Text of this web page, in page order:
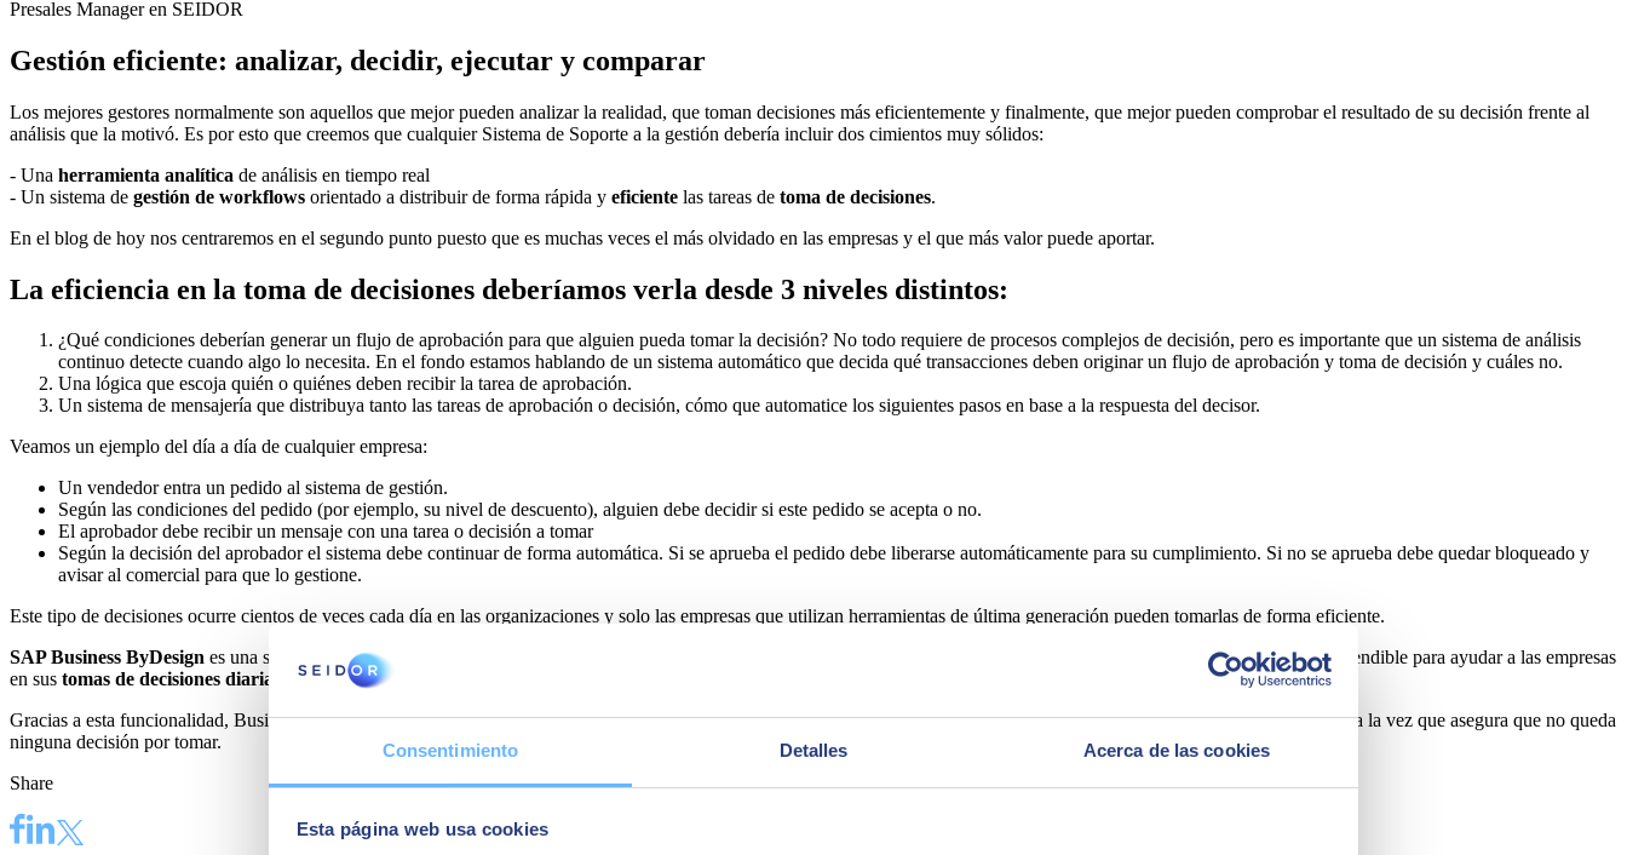
Consentimiento Detalles Acerca de las cookies
Esta página web usa cookies
Presales Manager en SEIDOR
Gestión eficiente: analizar, decidir, ejecutar y comparar
Los mejores gestores normalmente son aquellos que mejor pueden analizar la realidad, que toman decisiones más eficientemente y finalmente, que mejor pueden comprobar el resultado de su decisión frente al
análisis que la motivó. Es por esto que creemos que cualquier Sistema de Soporte a la gestión debería incluir dos cimientos muy sólidos:
- Una herramienta analítica de análisis en tiempo real
- Un sistema de gestión de workflows orientado a distribuir de forma rápida y eficiente las tareas de toma de decisiones.
En el blog de hoy nos centraremos en el segundo punto puesto que es muchas veces el más olvidado en las empresas y el que más valor puede aportar.
La eficiencia en la toma de decisiones deberíamos verla desde 3 niveles distintos:
¿Qué condiciones deberían generar un flujo de aprobación para que alguien pueda tomar la decisión? No todo requiere de procesos complejos de decisión, pero es importante que un sistema de análisis
continuo detecte cuando algo lo necesita. En el fondo estamos hablando de un sistema automático que decida qué transacciones deben originar un flujo de aprobación y toma de decisión y cuáles no.
Una lógica que escoja quién o quiénes deben recibir la tarea de aprobación.
Un sistema de mensajería que distribuya tanto las tareas de aprobación o decisión, cómo que automatice los siguientes pasos en base a la respuesta del decisor.
Veamos un ejemplo del día a día de cualquier empresa:
Un vendedor entra un pedido al sistema de gestión.
Según las condiciones del pedido (por ejemplo, su nivel de descuento), alguien debe decidir si este pedido se acepta o no.
El aprobador debe recibir un mensaje con una tarea o decisión a tomar
Según la decisión del aprobador el sistema debe continuar de forma automática. Si se aprueba el pedido debe liberarse automáticamente para su cumplimiento. Si no se aprueba debe quedar bloqueado y
avisar al comercial para que lo gestione.
Este tipo de decisiones ocurre cientos de veces cada día en las organizaciones y solo las empresas que utilizan herramientas de última generación pueden tomarlas de forma eficiente.
SAP Business ByDesign es una solución integrada de gestión que incluye dentro de sus funcionalidades un gestor de workflows de aprobación configurabley fácilmente extendible para ayudar a las empresas
en sus tomas de decisiones diarias
Gracias a esta funcionalidad, Business ByDesign aporta mucho valor añadido a las empresas a un coste muy reducido. Esto libera mucho tiempo para realizar otro tipo de tareas a la vez que asegura que no queda
ninguna decisión por tomar.
Share